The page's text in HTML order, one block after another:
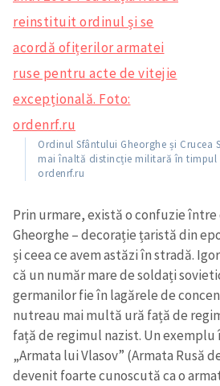
SUSȚINE
Ordinul Sfântului Gheorghe și Crucea
mai înaltă distincție militară în timpul
ordenrf.ru
Prin urmare, există o confuzie
Gheorghe – decorație țaristă din
și ceea ce avem astăzi în stradă.
că un număr mare de soldați
germanilor fie în lagărele de
nutreau mai multă ură față de
față de regimul nazist. Un exemplu
„Armata lui Vlasov” (Armata Rusă
devenit foarte cunoscută ca o